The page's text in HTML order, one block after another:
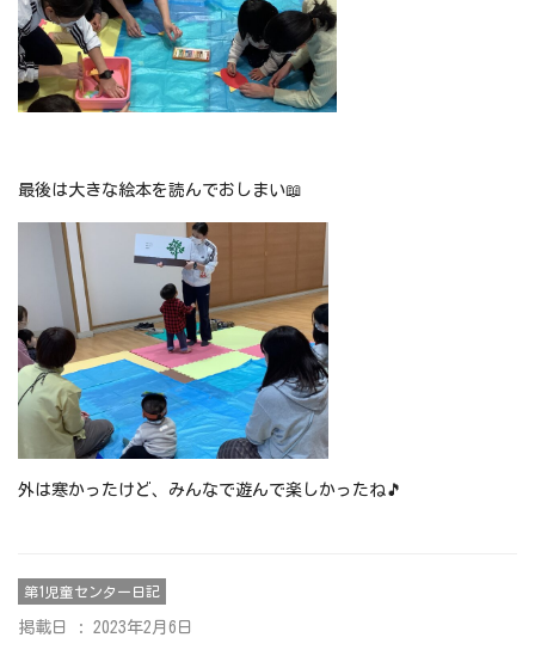
最後は大きな絵本を読んでおしまい📖
外は寒かったけど、みんなで遊んで楽しかったね🎵
第1児童センター日記
掲載日 : 2023年2月6日